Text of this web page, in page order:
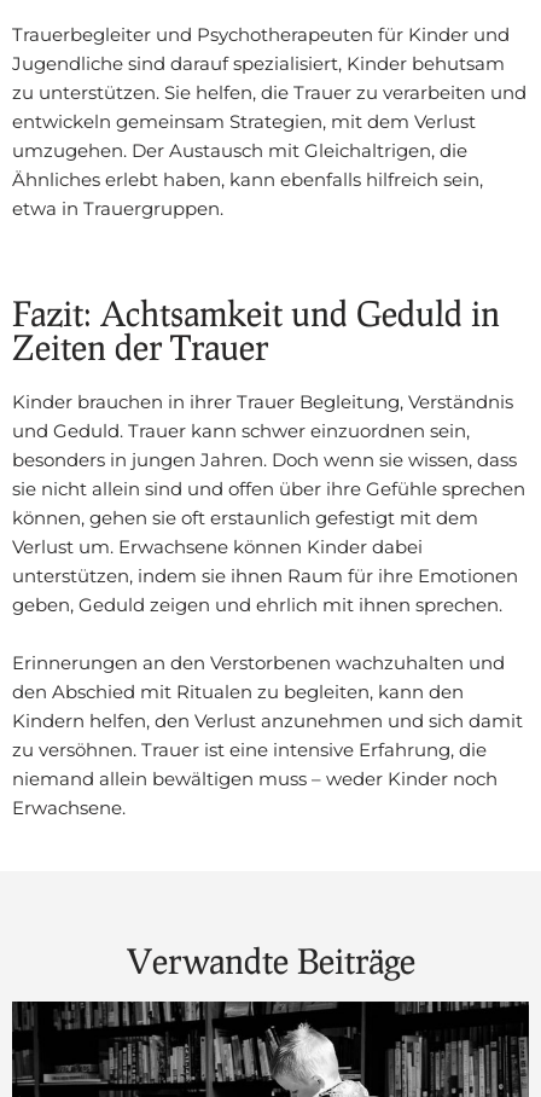
Trauerbegleiter und Psychotherapeuten für Kinder und
Jugendliche sind darauf spezialisiert, Kinder behutsam
zu unterstützen. Sie helfen, die Trauer zu verarbeiten und
entwickeln gemeinsam Strategien, mit dem Verlust
umzugehen. Der Austausch mit Gleichaltrigen, die
Ähnliches erlebt haben, kann ebenfalls hilfreich sein,
etwa in Trauergruppen.
Fazit: Achtsamkeit und Geduld in
Zeiten der Trauer
Kinder brauchen in ihrer Trauer Begleitung, Verständnis
und Geduld. Trauer kann schwer einzuordnen sein,
besonders in jungen Jahren. Doch wenn sie wissen, dass
sie nicht allein sind und offen über ihre Gefühle sprechen
können, gehen sie oft erstaunlich gefestigt mit dem
Verlust um. Erwachsene können Kinder dabei
unterstützen, indem sie ihnen Raum für ihre Emotionen
geben, Geduld zeigen und ehrlich mit ihnen sprechen.
Erinnerungen an den Verstorbenen wachzuhalten und
den Abschied mit Ritualen zu begleiten, kann den
Kindern helfen, den Verlust anzunehmen und sich damit
zu versöhnen. Trauer ist eine intensive Erfahrung, die
niemand allein bewältigen muss – weder Kinder noch
Erwachsene.
Verwandte Beiträge